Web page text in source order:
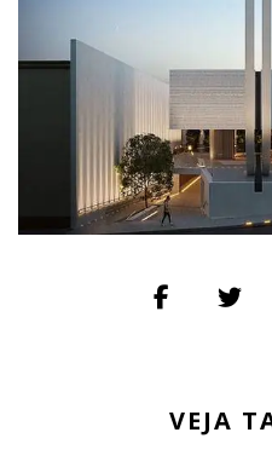
VEJA